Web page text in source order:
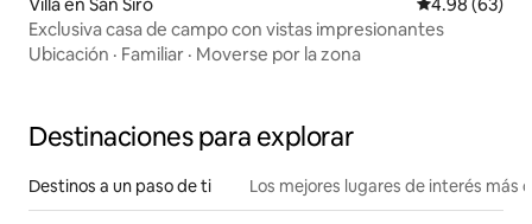
Villa en San Siro Calificación
4.98 (63)
Exclusiva casa de campo con vistas impresionantes
Ubicación · Familiar · Moverse por la zona
Destinaciones para explorar
Destinos a un paso de ti Los mejores lugares de interés más